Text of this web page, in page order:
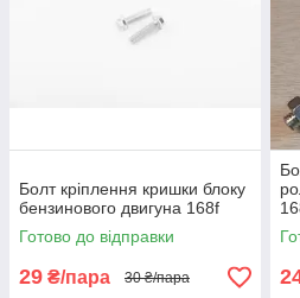
Болт кріплення кришки блоку
бензинового двигуна 168f
Готово до відправки
29 ₴/пара 30 ₴/пара